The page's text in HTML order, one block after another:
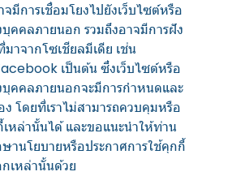
จมีการเชื่อมโยงไปยังเว็บไซต์หรือ
คคลภายนอก รวมถึงอาจมีการฝัง
าจากโซเชียลมีเดีย เช่น
เป็นต้น ซึ่งเว็บไซต์หรือ
บุคคลภายนอกจะมีการกำหนดและ
โดยที่เราไม่สามารถควบคุมหรือ
หล่านั้นได้ และขอแนะนำให้ท่าน
านโยบายหรือประกาศการใช้คุกกี้
เหล่านั้นด้วย